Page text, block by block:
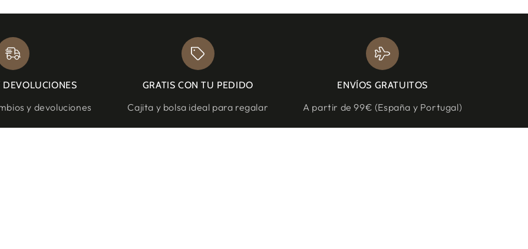
DEVOLUCIONES
y devoluciones
GRATIS CON TU PEDIDO
Cajita y bolsa ideal para regalar
ENVÍOS GRATUITOS
A partir de 99€ (España y Portugal)